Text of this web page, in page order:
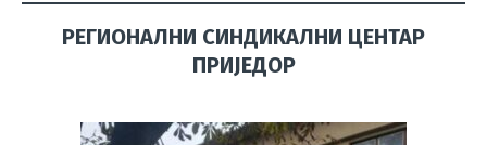
РЕГИОНАЛНИ СИНДИКАЛНИ ЦЕНТАР
ПРИЈЕДОР